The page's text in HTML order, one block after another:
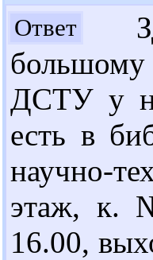
Ответ
ДСТУ у
есть в
научно-
этаж, к.
16.00,